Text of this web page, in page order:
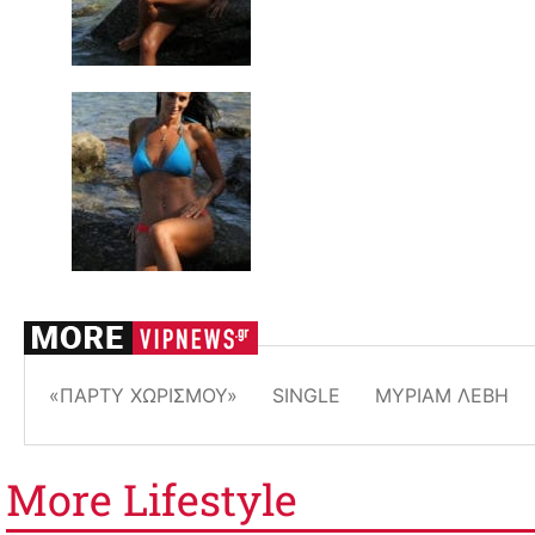
«ΠΆΡΤΥ ΧΩΡΙΣΜΟΎ» SINGLE ΜΎΡΙΑΜ ΛΈΒΗ
More Lifestyle